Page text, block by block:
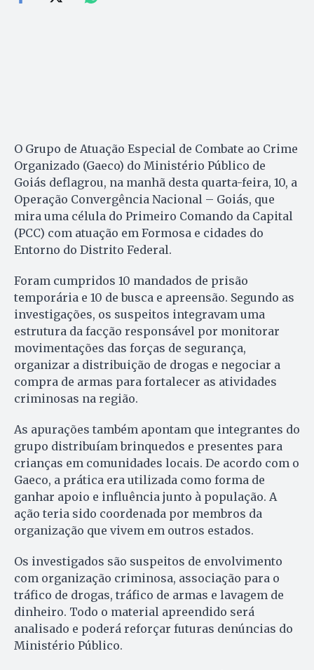
O Grupo de Atuação Especial de Combate ao Crime
Organizado (Gaeco) do Ministério Público de
Goiás deflagrou, na manhã desta quarta-feira, 10, a
Operação Convergência Nacional – Goiás, que
mira uma célula do Primeiro Comando da Capital
(PCC) com atuação em Formosa e cidades do
Entorno do Distrito Federal.
Foram cumpridos 10 mandados de prisão
temporária e 10 de busca e apreensão. Segundo as
investigações, os suspeitos integravam uma
estrutura da facção responsável por monitorar
movimentações das forças de segurança,
organizar a distribuição de drogas e negociar a
compra de armas para fortalecer as atividades
criminosas na região.
As apurações também apontam que integrantes do
grupo distribuíam brinquedos e presentes para
crianças em comunidades locais. De acordo com o
Gaeco, a prática era utilizada como forma de
ganhar apoio e influência junto à população. A
ação teria sido coordenada por membros da
organização que vivem em outros estados.
Os investigados são suspeitos de envolvimento
com organização criminosa, associação para o
tráfico de drogas, tráfico de armas e lavagem de
dinheiro. Todo o material apreendido será
analisado e poderá reforçar futuras denúncias do
Ministério Público.